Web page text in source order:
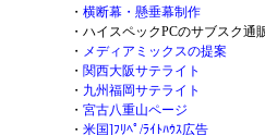
・ 横断幕・懸垂幕制作
・ ハイスペックPCのサブスク通
・ メディアミックスの提案
・ 関西大阪サテライト
・ 九州福岡サテライト
・ 宮古八重山ページ
・ 米国]ﾌﾘﾍﾟ/ﾗｲﾄﾊｳｽ広告